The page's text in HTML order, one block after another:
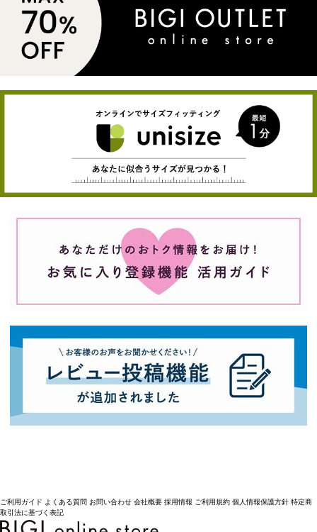
ご利用ガイド よくある質問 お問い合わせ 会社概要 採用情報 ご利用規約 個人情報保護方針 特定商
取引法に基づく表記